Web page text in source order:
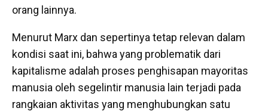
orang lainnya.
Menurut Marx dan sepertinya tetap relevan dalam
kondisi saat ini, bahwa yang problematik dari
kapitalisme adalah proses penghisapan mayoritas
manusia oleh segelintir manusia lain terjadi pada
rangkaian aktivitas yang menghubungkan satu